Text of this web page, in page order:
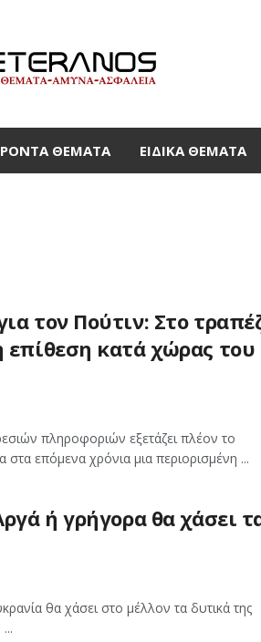
ΘΈΜΑΤΑ ΕΙΔΙΚΆ ΘΈΜΑΤΑ
τον Πούτιν: Στο
επίθεση κατά χώρας του
πληροφοριών εξετάζει πλέον το
επόμενα χρόνια μια περιορισμένη ...
ή γρήγορα θα χάσει
θα χάσει στο μέλλον τα δυτικά της